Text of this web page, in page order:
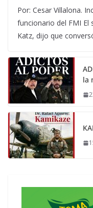
Por: Cesar Villalona.
funcionario del FMI El
Katz, dijo que
la